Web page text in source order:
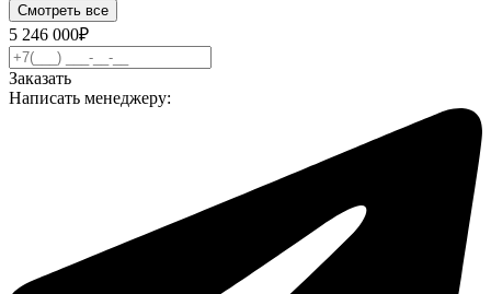
Смотреть все
5 246 000₽
Заказать
Написать менеджеру: